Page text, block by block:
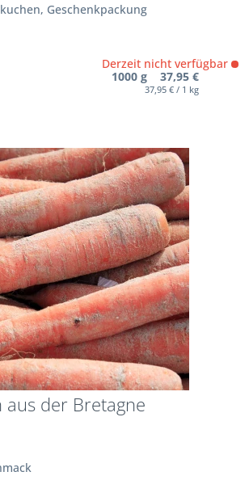
Geschenkpackung
Derzeit nicht verfügbar
1000 g 37,95 €
37,95 € / 1 kg
der Bretagne